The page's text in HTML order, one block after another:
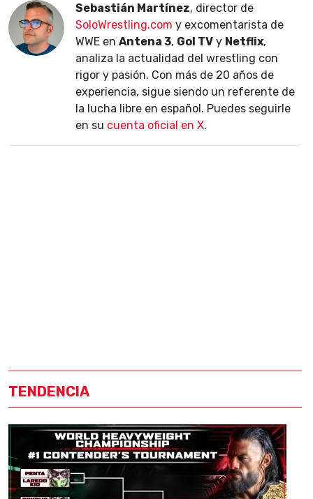
Sebastián Martínez, director de
SoloWrestling.com y excomentarista de
WWE en Antena 3, Gol TV y Netflix,
analiza la actualidad del wrestling con
rigor y pasión. Con más de 20 años de
experiencia, sigue siendo un referente de
la lucha libre en español. Puedes seguirle
en su cuenta oficial en X.
TENDENCIA